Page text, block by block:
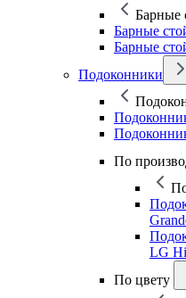
Барные
Барные
Барные
Подоконники
По
LG
По цвету